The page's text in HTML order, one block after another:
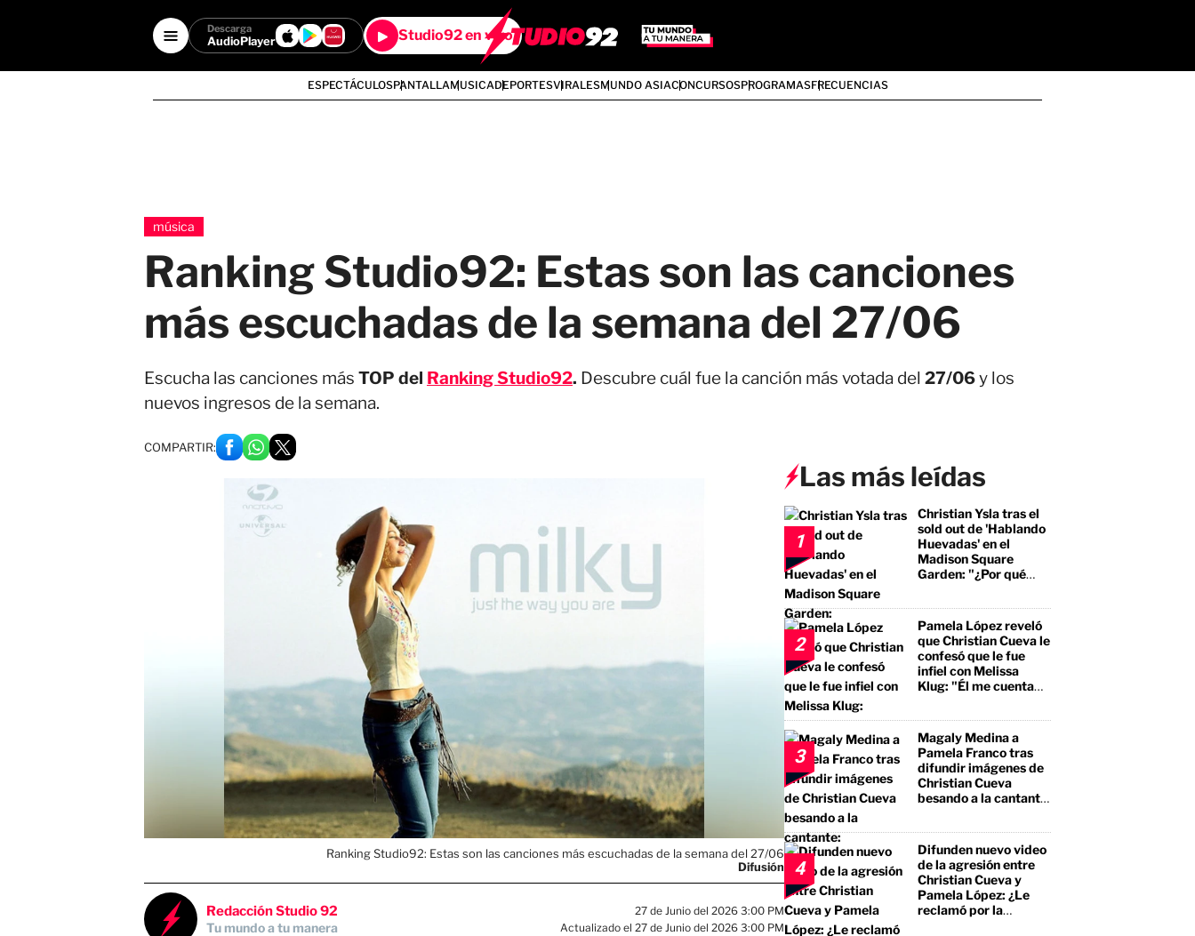
Descarga
AudioPlayer Studio92 en vivo
ESPECTÁCULOSPANTALLAMUSICADEPORTESVIRALESMUNDO ASIACONCURSOSPROGRAMASFRECUENCIAS
música
Ranking Studio92: Estas son las canciones
más escuchadas de la semana del 27/06
Escucha las canciones más TOP del Ranking Studio92. Descubre cuál fue la canción más votada del 27/06y los
nuevos ingresos de la semana.
COMPARTIR:
Ranking Studio92: Estas son las canciones más escuchadas de la semana del 27/06
Difusión
Redacción Studio 92
Tu mundo a tu manera
27 de Junio del 2026 3:00 PM
Actualizado el 27 de Junio del 2026 3:00 PM
Las más leídas
1
Christian Ysla tras el
sold out de 'Hablando
Huevadas' en el
Madison Square
Garden: "¿Por qué
2
Pamela López reveló
que Christian Cueva le
confesó que le fue
infiel con Melissa
Klug: "Él me cuenta
3
Magaly Medina a
Pamela Franco tras
difundir imágenes de
Christian Cueva
besando a la cantante:
a un borracho, a un
pegalón"
4
Difunden nuevo video
de la agresión entre
Christian Cueva y
Pamela López: ¿Le
reclamó por la